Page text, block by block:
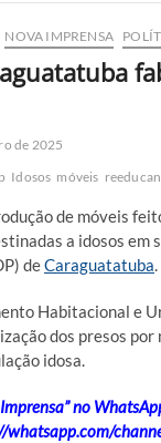
NOVA IMPRENSA
de 2025
Idosos móveis
de móveis
a idosos
deCaraguatatuba.
Habitacional e
dos presos
idosa.
no
whatsapp.com/